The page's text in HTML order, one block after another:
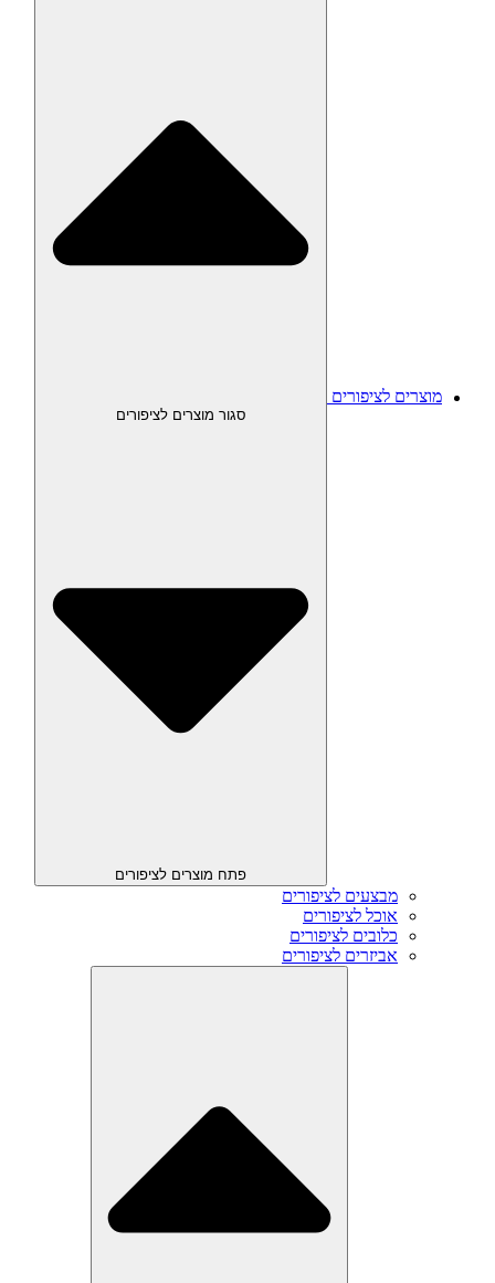
מוצרים לציפורים
סגור מוצרים לציפורים
פתח מוצרים לציפורים
מבצעים לציפורים
אוכל לציפורים
כלובים לציפורים
אביזרים לציפורים